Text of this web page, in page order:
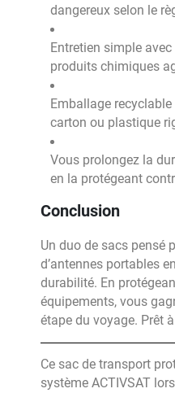
dangereux selon le
Entretien simple
produits chimiques
Emballage
carton ou plastique
Vous prolongez la
en la protégeant
Conclusion
Un duo de sacs pensé
d’antennes portables
durabilité. En
équipements, vous
étape du voyage. Prêt
Ce sac de transport
système ACTIVSAT